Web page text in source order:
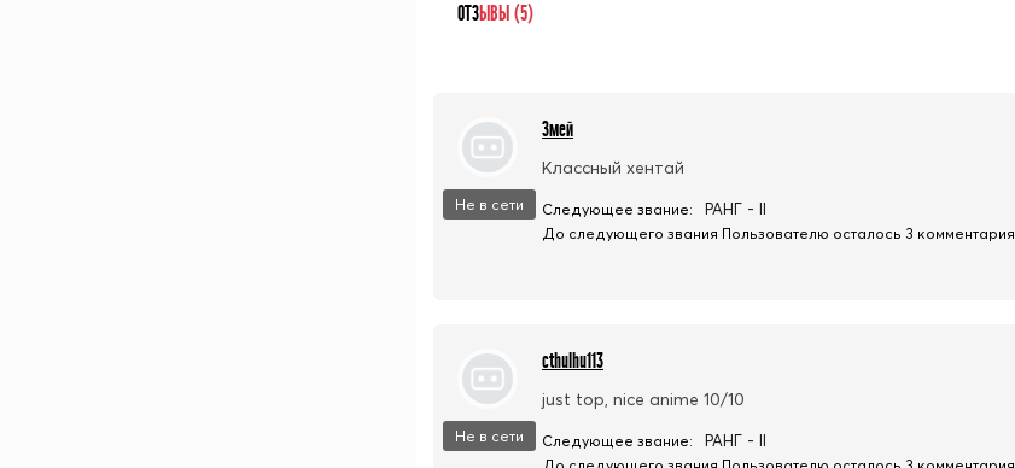
ОТЗЫВЫ (5)
Не в сети
Змей
Классный хентай
Следующее звание: РАНГ - II
До следующего звания Пользователю осталось 3 комментария
Не в сети
cthulhu113
just top, nice anime 10/10
Следующее звание: РАНГ - II